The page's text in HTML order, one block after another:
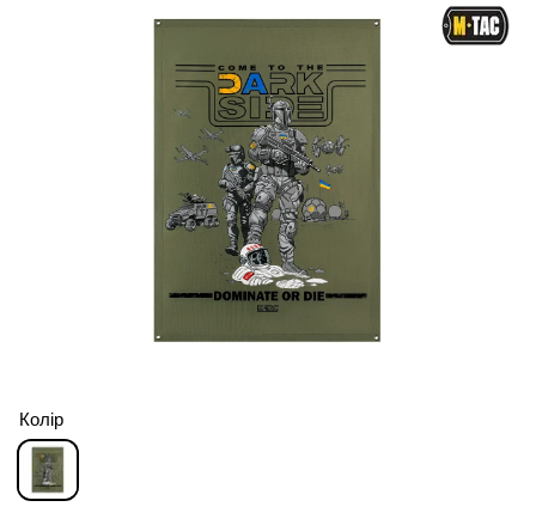
Колір